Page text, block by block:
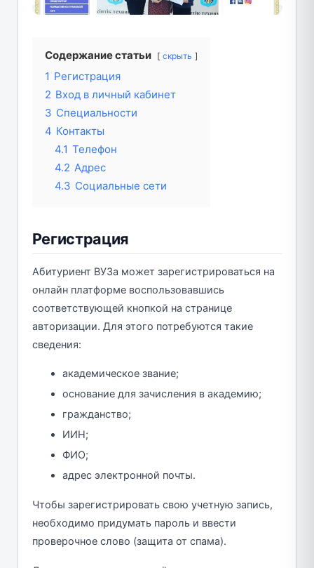
Содержание статьи скрыть
1 Регистрация
2 Вход в личный кабинет
3 Специальности
4 Контакты
4.1 Телефон
4.2 Адрес
4.3 Социальные сети
Регистрация
Абитуриент ВУЗа может зарегистрироваться на
онлайн платформе воспользовавшись
соответствующей кнопкой на странице
авторизации. Для этого потребуются такие
сведения:
академическое звание;
основание для зачисления в академию;
гражданство;
ИИН;
ФИО;
адрес электронной почты.
Чтобы зарегистрировать свою учетную запись,
необходимо придумать пароль и ввести
проверочное слово (защита от спама).